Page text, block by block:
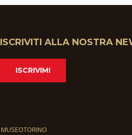
ISCRIVITI ALLA NOSTRA
ISCRIVIMI
MUSEOTORINO